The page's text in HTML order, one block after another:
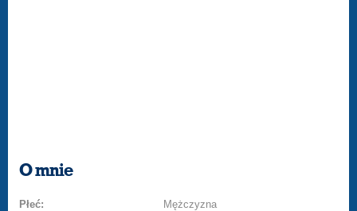
O mnie
Płeć:
Mężczyzna